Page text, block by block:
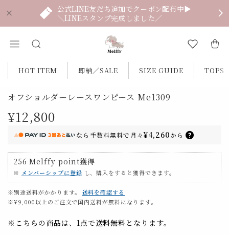
公式LINE友だち追加でクーポン配布中▶
＼LINEスタンプ完成しました／
HOT ITEM 即納／SALE SIZE GUIDE TOPS
オフショルダーレースワンピース Me1309
¥12,800
なら 手数料無料で 月々¥4,260から
256 Melffy point獲得
※ メンバーシップに登録 し、購入をすると獲得できます。
※別途送料がかかります。
送料を確認する
※¥9,000以上のご注文で国内送料が無料になります。
※こちらの商品は、1点で送料無料 となります。